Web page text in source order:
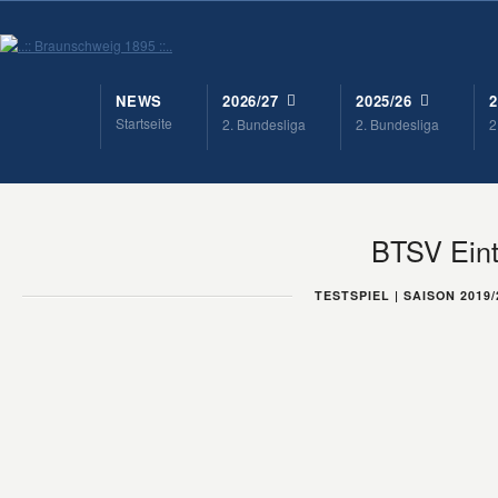
NEWS
Startseite
2026/27
2. Bundesliga
2025/26
2. Bundesliga
BTSV
TESTSPIEL | SAISON